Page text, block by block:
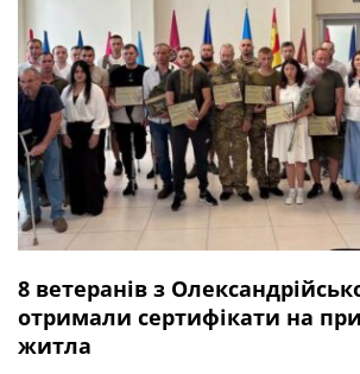
8 ветеранів з
отримали сертифікати на
житла